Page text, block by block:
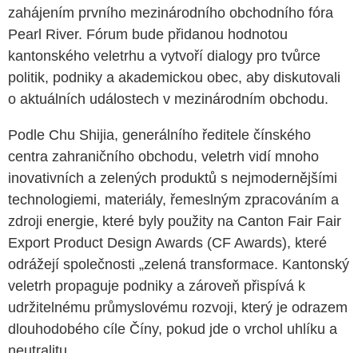
zahájením prvního mezinárodního obchodního fóra
Pearl River. Fórum bude přidanou hodnotou
kantonského veletrhu a vytvoří dialogy pro tvůrce
politik, podniky a akademickou obec, aby diskutovali
o aktuálních událostech v mezinárodním obchodu.
Podle Chu Shijia, generálního ředitele čínského
centra zahraničního obchodu, veletrh vidí mnoho
inovativních a zelených produktů s nejmodernějšími
technologiemi, materiály, řemeslným zpracováním a
zdroji energie, které byly použity na Canton Fair Fair
Export Product Design Awards (CF Awards), které
odrážejí společnosti „zelená transformace. Kantonský
veletrh propaguje podniky a zároveň přispívá k
udržitelnému průmyslovému rozvoji, který je odrazem
dlouhodobého cíle Číny, pokud jde o vrchol uhlíku a